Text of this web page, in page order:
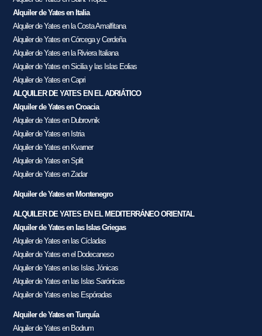
Alquiler de Yates en Italia
Alquiler de Yates en la Costa Amalfitana
Alquiler de Yates en Córcega y Cerdeña
Alquiler de Yates en la Riviera Italiana
Alquiler de Yates en Sicilia y las Islas Eolias
Alquiler de Yates en Capri
ALQUILER DE YATES EN EL ADRIÁTICO
Alquiler de Yates en Croacia
Alquiler de Yates en Dubrovnik
Alquiler de Yates en Istria
Alquiler de Yates en Kvarner
Alquiler de Yates en Split
Alquiler de Yates en Zadar
Alquiler de Yates en Montenegro
ALQUILER DE YATES EN EL MEDITERRÁNEO ORIENTAL
Alquiler de Yates en las Islas Griegas
Alquiler de Yates en las Cícladas
Alquiler de Yates en el Dodecaneso
Alquiler de Yates en las Islas Jónicas
Alquiler de Yates en las Islas Sarónicas
Alquiler de Yates en las Espóradas
Alquiler de Yates en Turquía
Alquiler de Yates en Bodrum